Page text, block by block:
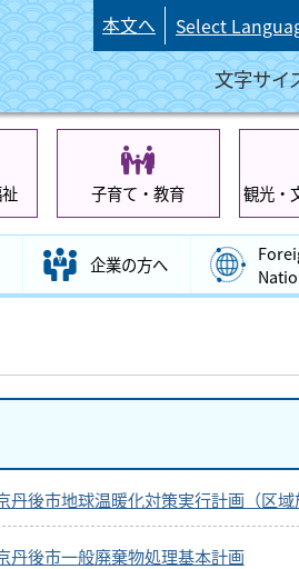
本文へ Select
文字サイ
子育て・教育 観光・
企業の方へ
丹後市地球温暖化対策実行計画（区域
丹後市一般廃棄物処理基本計画